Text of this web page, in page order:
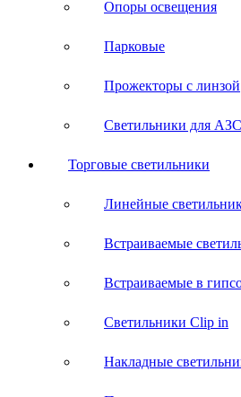
Опоры освещения
Парковые
Прожекторы с линзой
Светильники для АЗС
Торговые светильники
Линейные
Встраиваемые
Встраиваемые в
Светильники Clip in
Накладные